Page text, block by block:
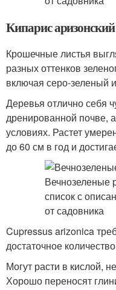
Кипарис
Крошечные листья
разных оттенков
включая серо-зеленый
Деревья отлично себя
дренированной почве,
условиях. Растет
до 60 см в год и
Cupressus arizonica
достаточное
Могут расти в кислой,
Хорошо переносят